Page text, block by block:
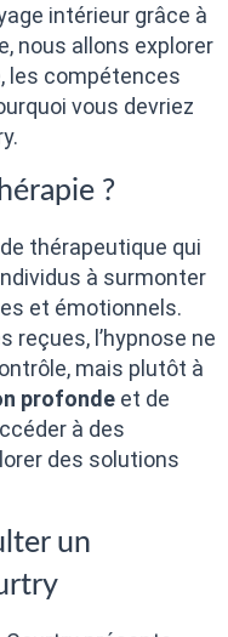
intérieur grâce à
nous allons explorer
les compétences
vous devriez
?
thérapeutique qui
à surmonter
et émotionnels.
reçues, l’hypnose ne
mais plutôt à
profonde et de
à des
des solutions
un